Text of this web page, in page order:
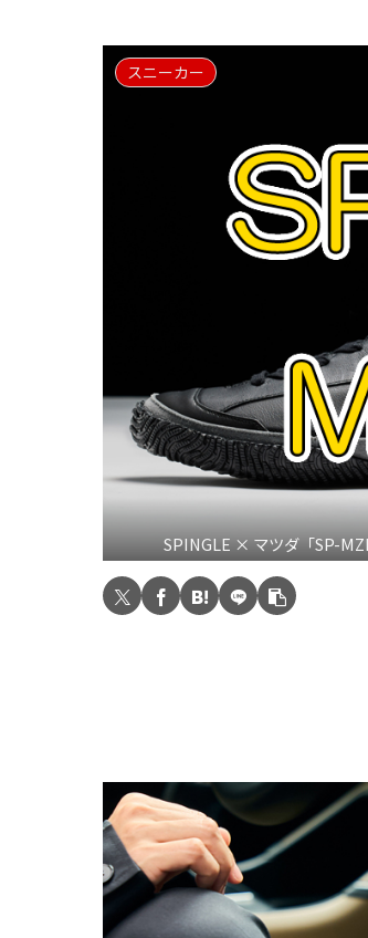
スニーカー
SPINGLE × マツダ「SP-